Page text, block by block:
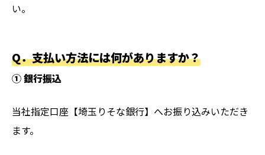
い。
Q．支払い方法には何がありますか？
① 銀行振込
当社指定口座【埼玉りそな銀行】へお振り込みいただき
ます。